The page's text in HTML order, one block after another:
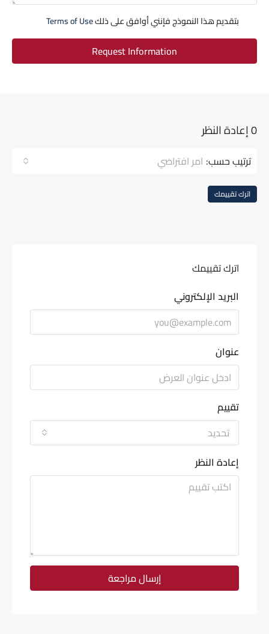
بتقديم هذا النموذج فإنني أوافق على ذلكTerms of Use
Request Information
0 إعادة النظر
ترتيب حسب: امر افتراضي
اترك تقييمك
اترك تقييمك
البريد الإلكتروني
عنوان
تقييم
تحديد
إعادة النظر
إرسال مراجعة